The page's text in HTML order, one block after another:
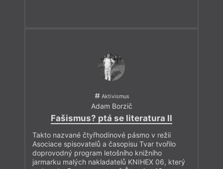
Aktivismus
Adam Borzič
Fašismus? ptá se literatura II
Takto nazvané čtyřhodinové pásmo v režii
Asociace spisovatelů a časopisu Tvar tvořilo
doprovodný program letošního knižního
jarmarku malých nakladatelů KNIHEX 06, který